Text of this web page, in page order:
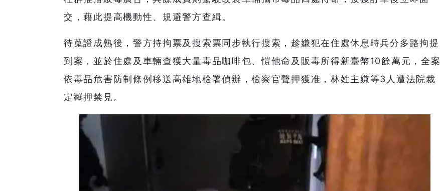
交，藉此提高機動性、規避警方查緝。
待蒐證成熟後，警方持拘票及搜索票同步執行搜索，趁嫌犯在住處休息時兵分多路拘提
到案，並於住處及車輛查獲大量毒品咖啡包、愷他命及販毒所得新臺幣10餘萬元，全案
依毒品危害防制條例移送高雄地檢署偵辦，檢察官聲押獲准，林姓主嫌等3人遭法院裁
定羈押禁見。